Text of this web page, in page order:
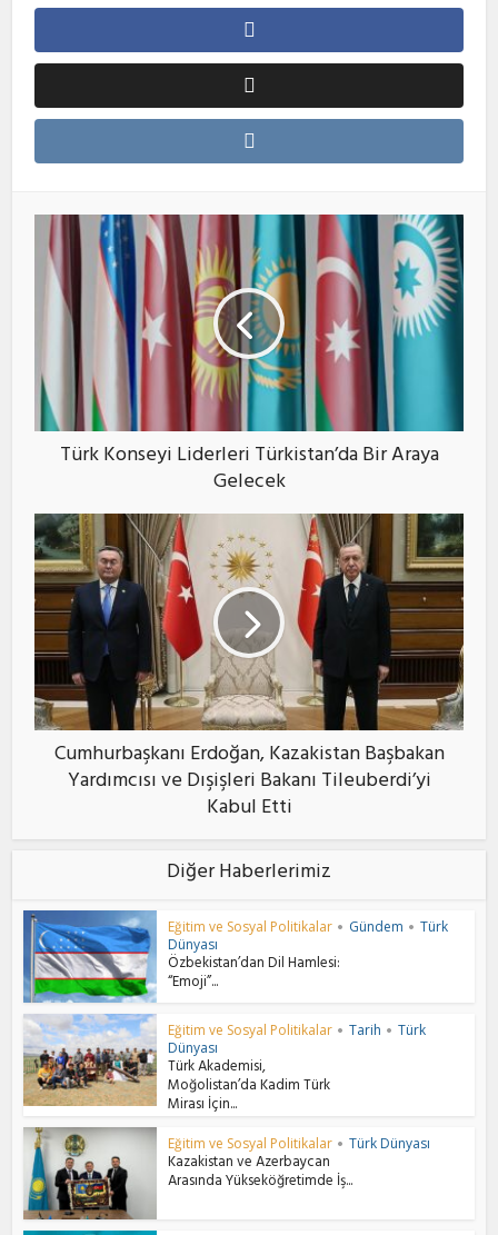
Türk Konseyi Liderleri Türkistan’da Bir Araya
Gelecek
Cumhurbaşkanı Erdoğan, Kazakistan Başbakan
Yardımcısı ve Dışişleri Bakanı Tileuberdi’yi
Kabul Etti
Diğer Haberlerimiz
Eğitim ve Sosyal Politikalar • Gündem • Türk
Dünyası
Özbekistan’dan Dil Hamlesi:
“Emoji”...
Eğitim ve Sosyal Politikalar • Tarih • Türk
Dünyası
Türk Akademisi,
Moğolistan’da Kadim Türk
Mirası İçin...
Eğitim ve Sosyal Politikalar • Türk Dünyası
Kazakistan ve Azerbaycan
Arasında Yükseköğretimde İş...